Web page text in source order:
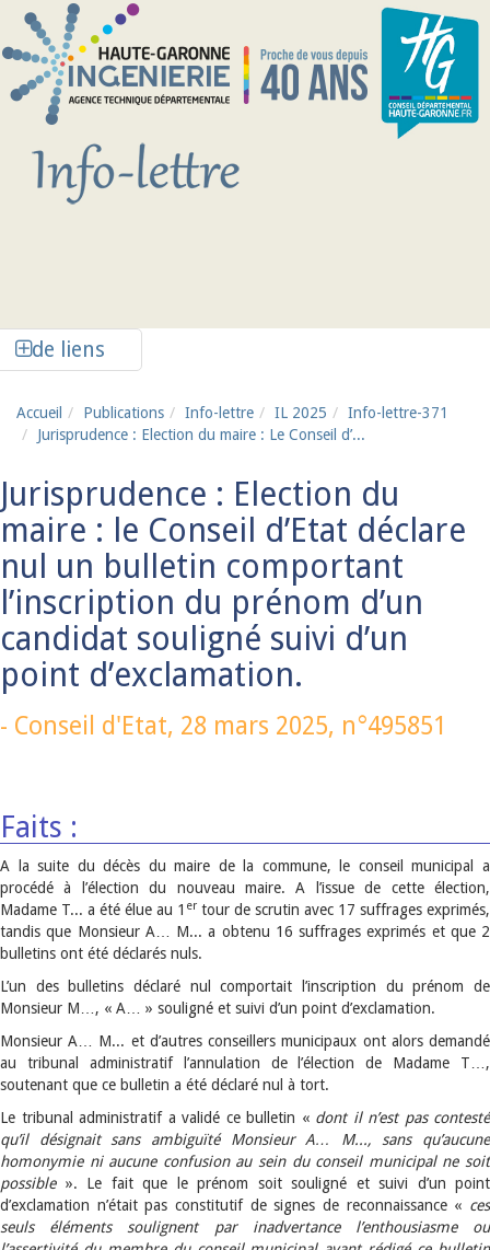
Aller au contenu principal
de liens
Accueil Publications Info-lettre IL 2025
Info-lettre-371
Jurisprudence : Election du maire : Le Conseil d’...
Jurisprudence : Election du
maire : le Conseil d’Etat déclare
nul un bulletin comportant
l’inscription du prénom d’un
candidat souligné suivi d’un
point d’exclamation.
- Conseil d'Etat, 28 mars 2025, n°495851
Faits :
A la suite du décès du maire de la commune, le conseil municipal a
procédé à l’élection du nouveau maire. A l’issue de cette élection,
Madame T... a été élue au 1 er tour de scrutin avec 17 suffrages exprimés,
tandis que Monsieur A… M... a obtenu 16 suffrages exprimés et que 2
bulletins ont été déclarés nuls.
L’un des bulletins déclaré nul comportait l’inscription du prénom de
Monsieur M…, « A… » souligné et suivi d’un point d’exclamation.
Monsieur A… M... et d’autres conseillers municipaux ont alors demandé
au tribunal administratif l’annulation de l’élection de Madame T…,
soutenant que ce bulletin a été déclaré nul à tort.
Le tribunal administratif a validé ce bulletin « dont il n’est pas contesté
qu’il désignait sans ambiguïté Monsieur A… M..., sans qu’aucune
homonymie ni aucune confusion au sein du conseil municipal ne soit
possible». Le fait que le prénom soit souligné et suivi d’un point
d’exclamation n’était pas constitutif de signes de reconnaissance « ces
seuls éléments soulignent par inadvertance l’enthousiasme ou